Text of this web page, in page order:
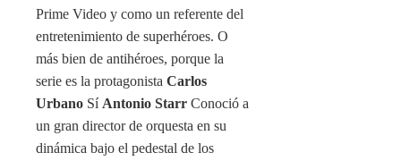
Prime Video y como un referente del
entretenimiento de superhéroes. O
más bien de antihéroes, porque la
serie es la protagonista Carlos
Urbano Sí Antonio Starr Conoció a
un gran director de orquesta en su
dinámica bajo el pedestal de los